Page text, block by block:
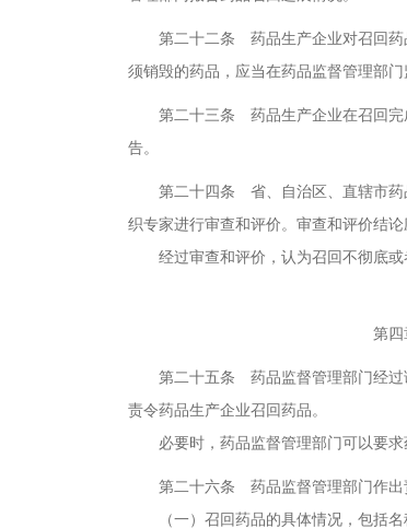
第二十二条 药品生产企业对召回药品
须销毁的药品，应当在药品监督管理部门
第二十三条 药品生产企业在召回完成
告。
第二十四条 省、自治区、直辖市药品
织专家进行审查和评价。审查和评价结
经过审查和评价，认为召回不彻底或
第四章 责令
第二十五条 药品监督管理部门经过调
责令药品生产企业召回药品。
必要时，药品监督管理部门可以要求
第二十六条 药品监督管理部门作出责
（一）召回药品的具体情况，包括名